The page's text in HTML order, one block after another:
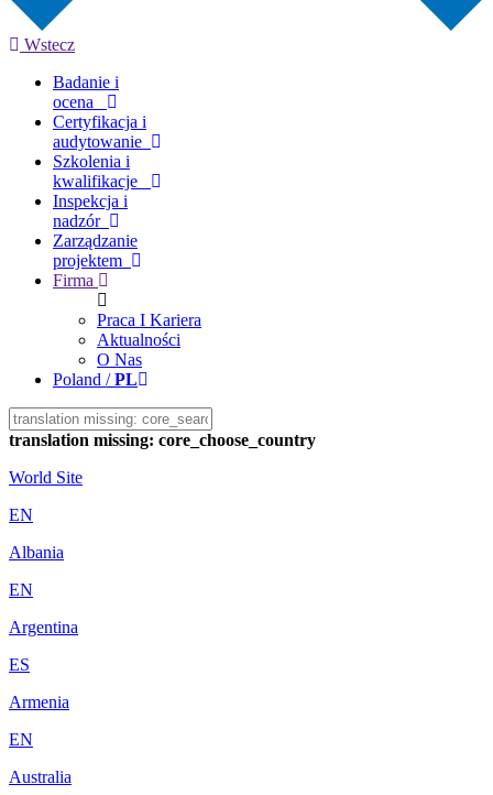
Wstecz
Badanie i
ocena
Certyfikacja i
audytowanie
Szkolenia i
kwalifikacje
Inspekcja i
nadzór
Zarządzanie
projektem
Firma
Praca I Kariera
Aktualności
O Nas
Poland /PL
translation missing: core_choose_country
World Site
EN
Albania
EN
Argentina
ES
Armenia
EN
Australia